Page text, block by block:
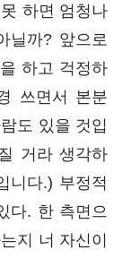
하면 엄청나
닐까? 앞으로
하고 걱정하
쓰면서 본분
도 있을 것입
거라 생각하
니다.) 부정적
다. 한 측면으
지 너 자신이